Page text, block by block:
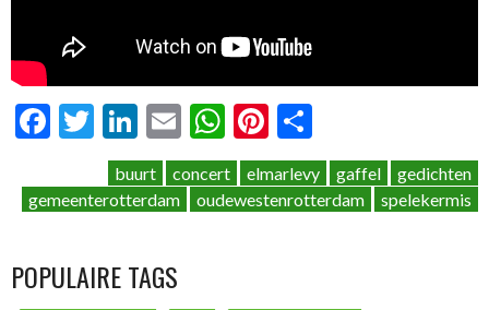
Facebook
Twitter
LinkedIn
EmailWhatsApp
Pinterest
buurt concert elmarlevy gaffel
gedichten
gemeenterotterdam
oudewestenrotterdam spelekermis
POPULAIRE TAGS